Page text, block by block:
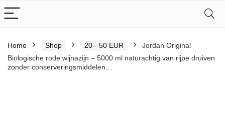
Home Shop 20 - 50 EUR
Jordan Original
Biologische rode wijnazijn – 5000 ml naturachtig van rijpe druiven
zonder conserveringsmiddelen…